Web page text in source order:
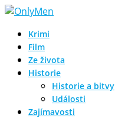
Krimi
Film
Ze života
Historie
Historie a bitvy
Události
Zajímavosti